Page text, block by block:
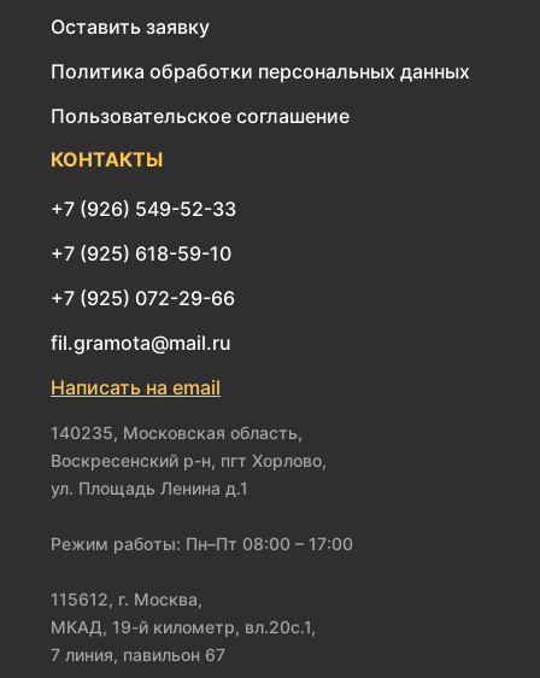
Оставить заявку
Политика обработки персональных данных
Пользовательское соглашение
КОНТАКТЫ
+7 (926) 549-52-33
+7 (925) 618-59-10
+7 (925) 072-29-66
fil.gramota@mail.ru
Написать на email
140235, Московская область,
Воскресенский р-н, пгт Хорлово,
ул. Площадь Ленина д.1
Режим работы: Пн–Пт 08:00 – 17:00
115612, г. Москва,
МКАД, 19-й километр, вл.20с.1,
7 линия, павильон 67